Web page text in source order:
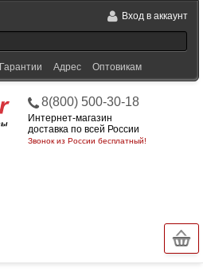
Вход в аккаунт
Гарантии Адрес Оптовикам
8(800) 500-30-18
Интернет-магазин
доставка по всей России
Звонок из России бесплатный!